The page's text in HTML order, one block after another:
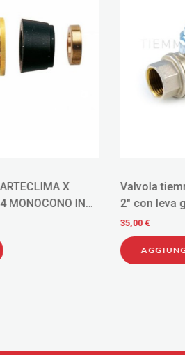
X
IN
Valvola tiemme
2" con leva gialla
AGGIUNGI